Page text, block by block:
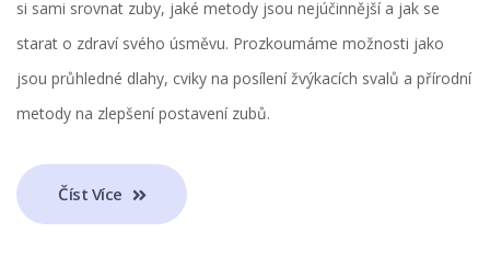
si sami srovnat zuby, jaké metody jsou nejúčinnější a jak se
starat o zdraví svého úsměvu. Prozkoumáme možnosti jako
jsou průhledné dlahy, cviky na posílení žvýkacích svalů a přírodní
metody na zlepšení postavení zubů.
Číst Více